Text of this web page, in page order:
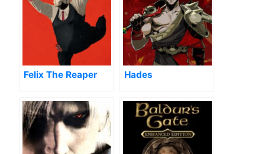
Felix The Reaper Hades